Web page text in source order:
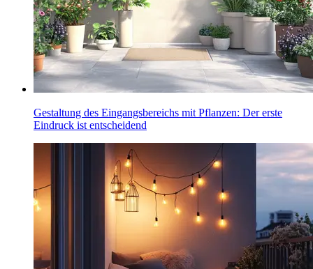
Gestaltung des Eingangsbereichs mit Pflanzen: Der erste
Eindruck ist entscheidend